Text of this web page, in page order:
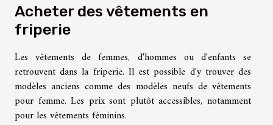
Acheter des vêtements en
friperie
Les vêtements de femmes, d'hommes ou d'enfants se
retrouvent dans la friperie. Il est possible d'y trouver des
modèles anciens comme des modèles neufs de vêtements
pour femme. Les prix sont plutôt accessibles, notamment
pour les vêtements féminins.